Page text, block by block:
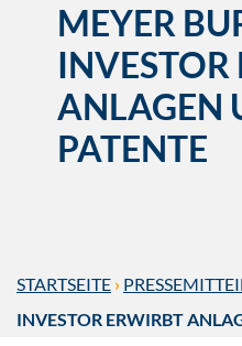
MEYER
INVESTOR
ANLAGEN
PATENTE
STARTSEITE ›
INVESTOR ERWIRBT